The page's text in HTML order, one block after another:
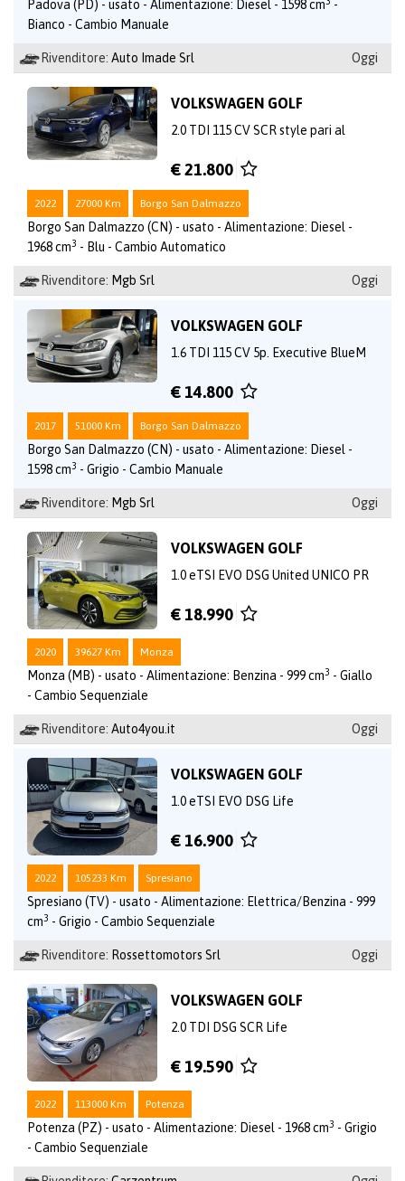
Padova (PD) - usato - Alimentazione: Diesel - 1598 cm
-
Bianco - Cambio Manuale
Rivenditore: Auto Imade Srl Oggi
VOLKSWAGEN GOLF
2.0 TDI 115 CV SCR style pari al
€ 21.800
2022 27000 Km Borgo San Dalmazzo
Borgo San Dalmazzo (CN) - usato - Alimentazione: Diesel -
1968 cm3 - Blu - Cambio Automatico
Rivenditore: Mgb Srl Oggi
VOLKSWAGEN GOLF
1.6 TDI 115 CV 5p. Executive BlueM
€ 14.800
2017 51000 Km Borgo San Dalmazzo
Borgo San Dalmazzo (CN) - usato - Alimentazione: Diesel -
1598 cm3 - Grigio - Cambio Manuale
Rivenditore: Mgb Srl Oggi
VOLKSWAGEN GOLF
1.0 eTSI EVO DSG United UNICO PR
€ 18.990
2020 39627 Km Monza
Monza (MB) - usato - Alimentazione: Benzina - 999 cm3 - Giallo
- Cambio Sequenziale
Rivenditore: Auto4you.it Oggi
VOLKSWAGEN GOLF
1.0 eTSI EVO DSG Life
€ 16.900
2022 105233 Km Spresiano
Spresiano (TV) - usato - Alimentazione: Elettrica/Benzina - 999
cm3 - Grigio - Cambio Sequenziale
Rivenditore: Rossettomotors Srl Oggi
VOLKSWAGEN GOLF
2.0 TDI DSG SCR Life
€ 19.590
2022 113000 Km Potenza
Potenza (PZ) - usato - Alimentazione: Diesel - 1968 cm3 - Grigio
- Cambio Sequenziale